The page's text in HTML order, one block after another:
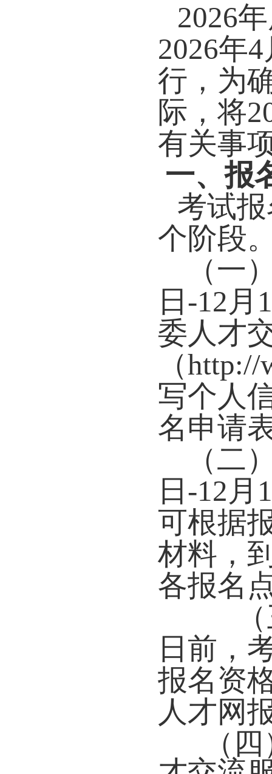
2026
2026年
行，为
际，将
有关事
一、报
考试
个阶段
（一
日-12
委人才
（
写个人
名申请
（二
日-12
可根据
材料，
各报名
（三
日前，
报名资
人才网
（